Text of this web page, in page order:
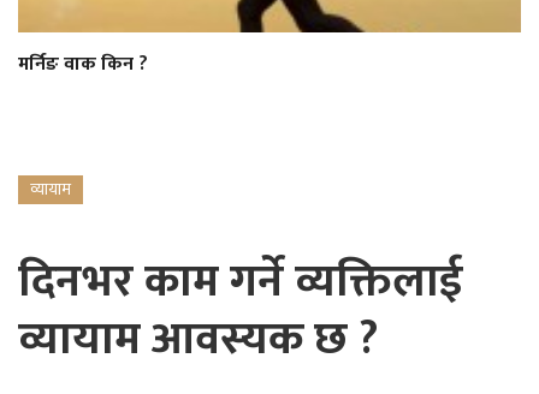
मर्निङ वाक किन ?
व्यायाम
दिनभर काम गर्ने व्यक्तिलाई
व्यायाम आवस्यक छ ?